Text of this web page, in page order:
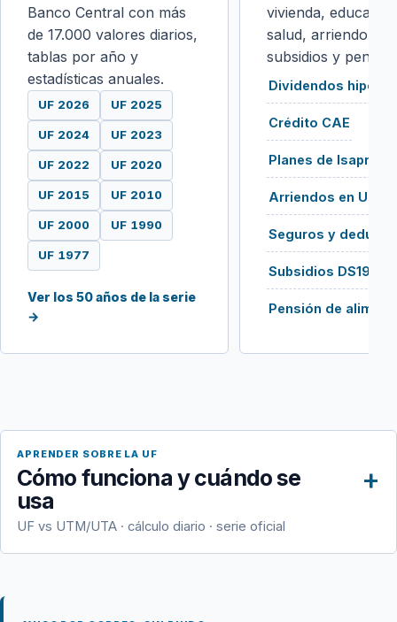
Banco Central con más
de 17.000 valores diarios,
tablas por año y
estadísticas anuales.
UF 2026 UF 2025
UF 2024 UF 2023
UF 2022 UF 2020
UF 2015 UF 2010
UF 2000 UF 1990
UF 1977
Ver los 50 años de la serie
→
vivienda,
salud, arriendo,
subsidios y
Dividendos
Crédito CAE
Planes de Isapre
Arriendos en UF
Seguros y
Subsidios DS19 /
Pensión de
APRENDER SOBRE LA UF
Cómo funciona y cuándo se
usa
UF vs UTM/UTA · cálculo diario · serie oficial